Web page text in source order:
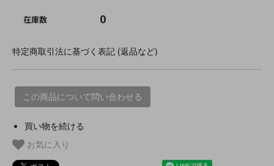
在庫数 0
特定商取引法に基づく表記 (返品など)
この商品について問い合わせる
買い物を続ける
お気に入り